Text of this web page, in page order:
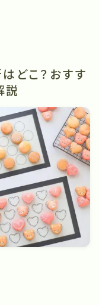
どこ？おすす
説